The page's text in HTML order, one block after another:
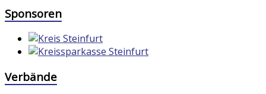
Sponsoren
Verbände